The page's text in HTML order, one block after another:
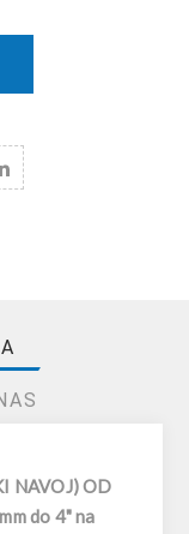
NAVOJ) OD
do 4" na